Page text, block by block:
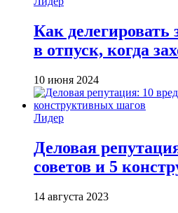
Как делегировать
в отпуск, когда
10 июня 2024
Лидер
Деловая
советов и 5
14 августа 2023